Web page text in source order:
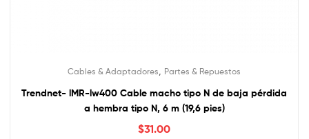
Cables & Adaptadores Partes & Repuestos
Trendnet- lMR-lw400 Cable macho tipo N de baja pérdida
a hembra tipo N, 6 m (19,6 pies)
$31.00